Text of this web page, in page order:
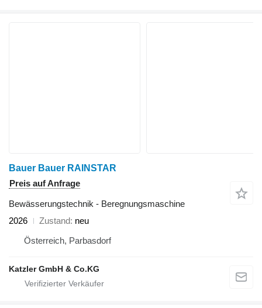
Bauer Bauer RAINSTAR
Preis auf Anfrage
Bewässerungstechnik - Beregnungsmaschine
2026
Zustand
neu
Österreich, Parbasdorf
Katzler GmbH & Co.KG